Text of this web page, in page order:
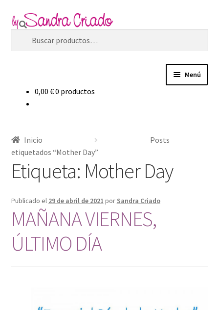
Ir
a
Ir
al
contenido
Buscar
Menú
Blog
Filosofía de marca
Contacto
Mi cuenta
0,00 €0 productos
Inicio
Posts
etiquetados “Mother Day”
Etiqueta: Mother Day
Publicado el 29 de abril de 2021 por Sandra Criado
MAÑANA VIERNES,
ÚLTIMO DÍA